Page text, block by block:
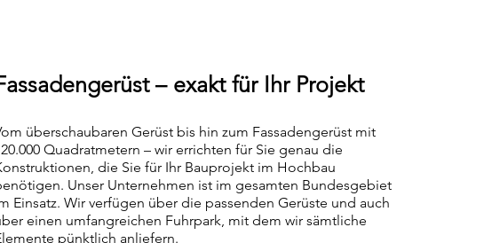
– exakt für Ihr Projekt
überschaubaren Gerüst bis hin zum Fassadengerüst mit
Quadratmetern – wir errichten für Sie genau die
die Sie für Ihr Bauprojekt im Hochbau
Unser Unternehmen ist im gesamten Bundesgebiet
Einsatz. Wir verfügen über die passenden Gerüste und auch
einen umfangreichen Fuhrpark, mit dem wir sämtliche
pünktlich anliefern.